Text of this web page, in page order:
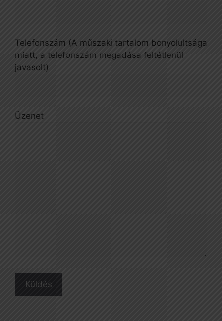
Telefonszám (A műszaki tartalom bonyolultsága
miatt, a telefonszám megadása feltétlenül
javasolt)
Üzenet